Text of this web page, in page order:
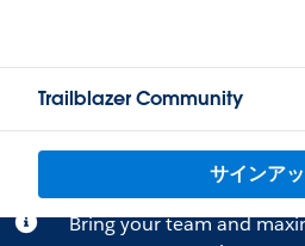
Trailblazer Community
サインア
Bring your team and